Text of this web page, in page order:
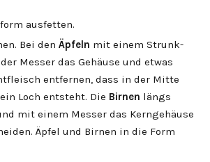
ausfetten.
Bei den Äpfeln mit einem Strunk-
Messer das Gehäuse und etwas
entfernen, dass in der Mitte
Loch entsteht. Die Birnen längs
mit einem Messer das Kerngehäuse
Äpfel und Birnen in die Form